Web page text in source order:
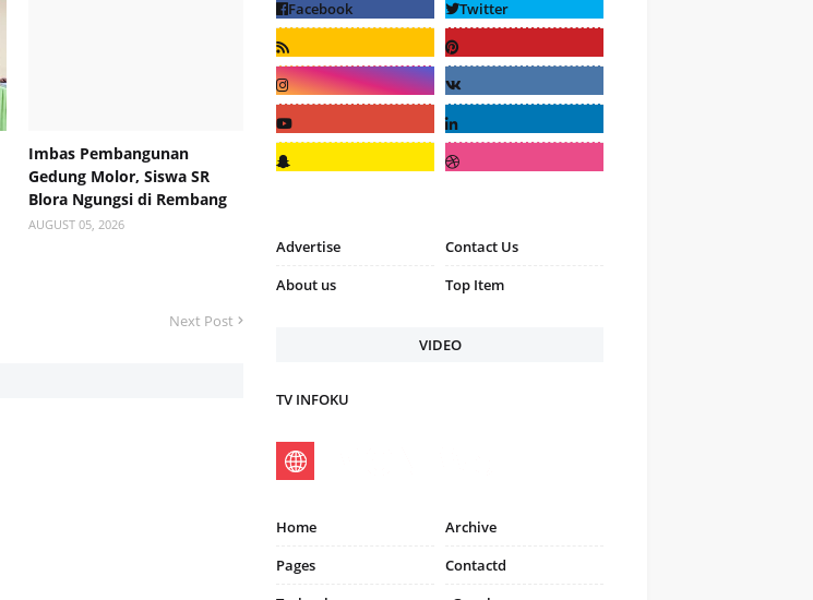
Imbas Pembangunan
Gedung Molor, Siswa SR
Blora Ngungsi di Rembang
AUGUST 05, 2026
Next Post
Advertise
Contact Us
About us
Top Item
VIDEO
TV INFOKU
Home
Archive
Pages
Contactd